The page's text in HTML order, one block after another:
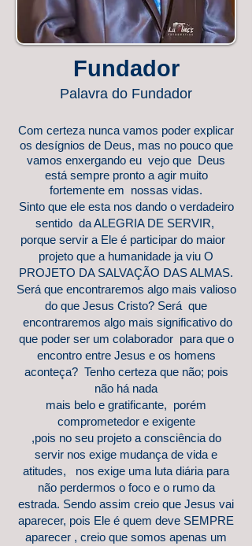
Fundador
Palavra do Fundador
Com certeza nunca vamos poder explicar
os desígnios de Deus, mas no pouco que
vamos enxergando eu vejo que Deus
está sempre pronto a agir muito
fortemente em nossas vidas.
Sinto que ele esta nos dando o verdadeiro
sentido da ALEGRIA DE SERVIR,
porque servir a Ele é participar do maior
projeto que a humanidade ja viu O
PROJETO DA SALVAÇÃO DAS ALMAS.
Será que encontraremos algo mais valioso
do que Jesus Cristo? Será que
encontraremos algo mais significativo do
que poder ser um colaborador para que o
encontro entre Jesus e os homens
aconteça? Tenho certeza que não; pois
não há nada
mais belo e gratificante, porém
comprometedor e exigente
,pois no seu projeto a consciência do
servir nos exige mudança de vida e
atitudes, nos exige uma luta diária para
não perdermos o foco e o rumo da
estrada. Sendo assim creio que Jesus vai
aparecer, pois Ele é quem deve SEMPRE
aparecer , creio que somos apenas um